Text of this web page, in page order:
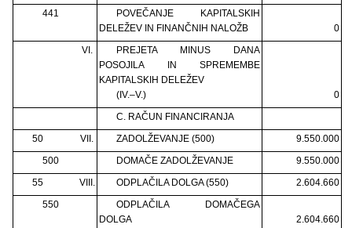
441
POVEČANJE KAPITALSKIH
DELEŽEV IN FINANČNIH NALOŽB
0
VI.
PREJETA MINUS DANA
POSOJILA IN SPREMEMBE
KAPITALSKIH DELEŽEV
(IV.–V.)
0
C. RAČUN FINANCIRANJA
50
VII. ZADOLŽEVANJE (500)
9.550.000
500
DOMAČE ZADOLŽEVANJE
9.550.000
55
VIII. ODPLAČILA DOLGA (550)
2.604.660
550
ODPLAČILA DOMAČEGA
DOLGA
2.604.660